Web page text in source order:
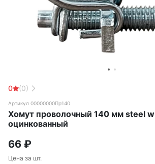
0 (0)
Артикул 00000000Пр140
Хомут проволочный 140 мм steel
оцинкованный
66 ₽
Цена за шт.